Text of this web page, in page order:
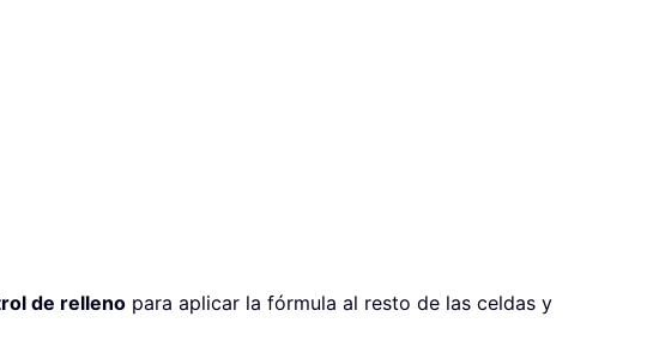
de relleno para aplicar la fórmula al resto de las celdas y